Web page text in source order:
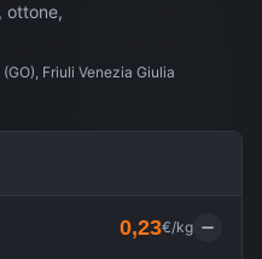
ottone,
(GO), Friuli Venezia Giulia
0,23€/kg